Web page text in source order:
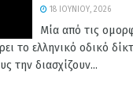
18 ΙΟΥΝΊΟΥ, 2026
Μία από τις
το ελληνικό οδικό
την διασχίζουν...